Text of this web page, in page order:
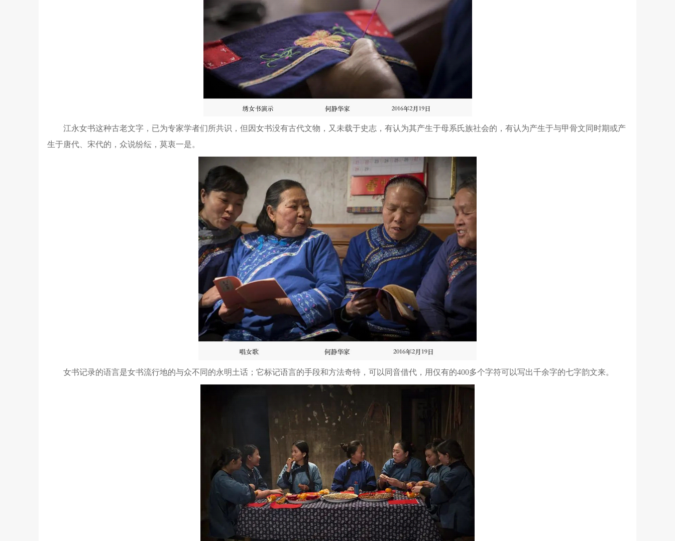
江永女书这种古老文字，已为专家学者们所共识，但因女书没有古代文物，又未载于史志，有认为其产生于母系氏族社会的，有认为产生于与甲骨文同时期或产
生于唐代、宋代的，众说纷纭，莫衷一是。
女书记录的语言是女书流行地的与众不同的永明土话；它标记语言的手段和方法奇特，可以同音借代，用仅有的400多个字符可以写出千余字的七字韵文来。